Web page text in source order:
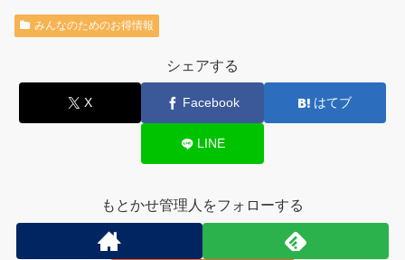
みんなのためのお得情報
シェアする
X Facebook はてブ
LINE
もとかせ管理人をフォローする